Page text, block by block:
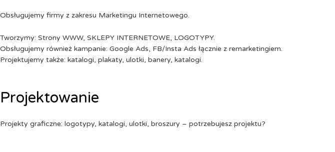
Obsługujemy firmy z zakresu Marketingu Internetowego.
Tworzymy: Strony WWW, SKLEPY INTERNETOWE, LOGOTYPY.
Obsługujemy również kampanie: Google Ads, FB/Insta Ads łącznie z remarketingiem.
Projektujemy także: katalogi, plakaty, ulotki, banery, katalogi.
Projektowanie
Projekty graficzne: logotypy, katalogi, ulotki, broszury – potrzebujesz projektu?